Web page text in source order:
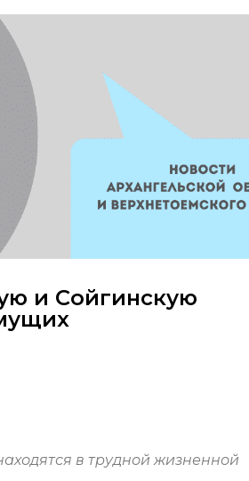
и Сойгинскую
в трудной жизненной